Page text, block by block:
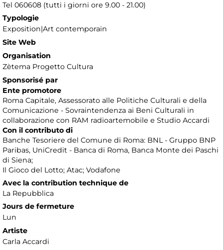
Tel 060608 (tutti i giorni ore 9.00 - 21.00)
Typologie
Exposition|Art contemporain
Site Web
Organisation
Zètema Progetto Cultura
Sponsorisé par
Ente promotore
Roma Capitale, Assessorato alle Politiche Culturali e della
Comunicazione - Sovraintendenza ai Beni Culturali in
collaborazione con RAM radioartemobile e Studio Accardi
Con il contributo di
Banche Tesoriere del Comune di Roma: BNL - Gruppo BNP
Paribas, UniCredit - Banca di Roma, Banca Monte dei Paschi
di Siena;
Il Gioco del Lotto; Atac; Vodafone
Avec la contribution technique de
La Repubblica
Jours de fermeture
Lun
Artiste
Carla Accardi